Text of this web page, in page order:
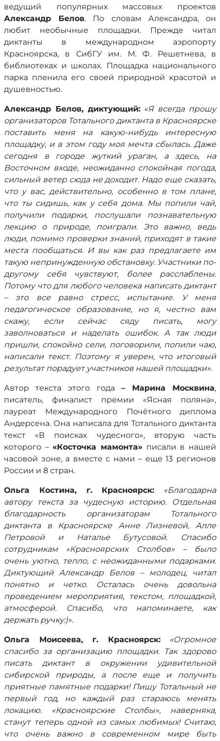
ведущий популярных массовых проектов
Александр Белов. По словам Александра, он
любит необычные площадки. Прежде читал
диктанты в международном аэропорту
Красноярска, в СибГУ им. М. Ф. Решетнева, в
библиотеках и школах. Площадка национального
парка пленила его своей природной красотой и
душевностью.
Александр Белов, диктующий: «Я всегда прошу
организаторов Тотального диктанта в Красноярске
поставить меня на какую-нибудь интересную
площадку, и в этом году моя мечта сбылась. Даже
сегодня в городе жуткий ураган, а здесь, на
Восточном входе, неожиданно спокойная погода,
сильный ветер сюда не доходит. Надо еще сказать,
что у вас, действительно, особенно в том плане,
что ты сидишь, как у себя дома. Мы попили чай,
получили подарки, послушали познавательную
лекцию о природе, поиграли. Это важно, ведь
люди, помимо проверки знаний, приходят в такие
места пообщаться. И вы как раз предлагаете им
такую непринужденную обстановку. Участники по-
другому себя чувствуют, более расслаблены.
Потому что для любого человека написать диктант
– это все равно стресс, испытание. У меня
педагогическое образование, но я, честно вам
скажу, если сейчас сяду писать, могу
заволноваться и наделать ошибок. А так люди
пришли, спокойно сели, поговорили, попили чаю,
написали текст. Поэтому я уверен, что итоговый
результат порадует участников нашей площадки».
Автор текста этого года – Марина Москвина,
писатель, финалист премии «Ясная поляна»,
лауреат Международного Почётного диплома
Андерсена. Она написала для Тотального диктанта
текст «В поисках чудесного», вторую часть
которого –«Косточка мамонта» писали в нашей
часовой зоне, а вместе с нами – еще 13 регионов
России и 8 стран.
Ольга Костина, г. Красноярск:
«Благодарна
автору текста за чудесную историю. Отдельная
благодарность организаторам Тотального
диктанта в Красноярске Анне Лизневой, Алле
Петровой и Наталье Бутусовой. Спасибо
сотрудникам «Красноярских Столбов» – было
очень уютно, тепло, с неожиданными подарками.
Диктующий Александр Белов – молодец, читал
понятно и четко. Осталась очень довольна
проведением мероприятия, текстом, площадкой,
атмосферой. Спасибо, что напоминаете, как
держать ручку:)».
Ольга Моисеева, г. Красноярск:
«Огромное
спасибо за организацию площадки. Так здорово
писать диктант в окружении удивительной
сибирской природы, а после еще и получить
приятные памятные подарки! Пишу Тотальный не
первый год, но каждый раз стараюсь менять
локацию. «Красноярские Столбы», наверняка,
станут теперь одной из самых любимых! Считаю,
что очень важно в современном мире быть